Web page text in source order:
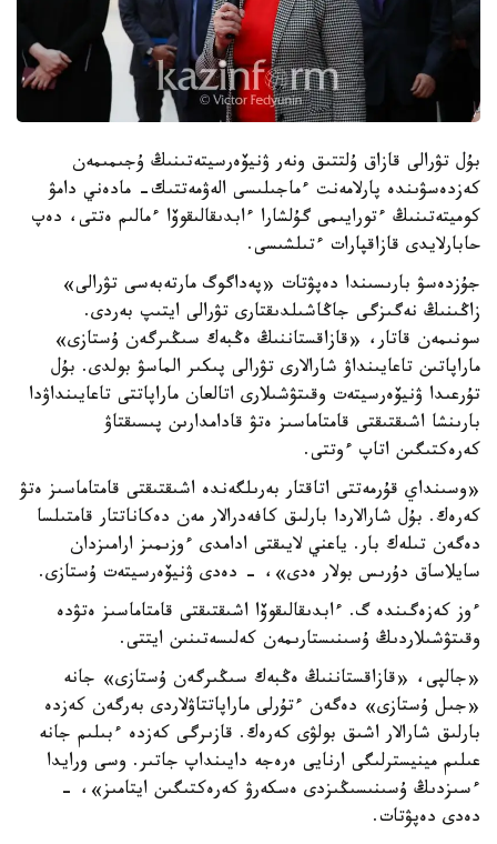
بۇل تۋرالى قازاق ۇلتتىق ونەر ۋنيۆەرسيتەتىنىڭ ۇجىمىمەن
كەزدەسۋىندە پارلامەنت ءماجىلىسى الەۋمەتتىك- مادەني دامۋ
كوميتەتىنىڭ ءتورايىمى گۇلشارا ءابدىقالىقوۆا ءمالىم ەتتى، دەپ
حابارلايدى قازاقپارات ءتىلشىسى.
جۇزدەسۋ بارىسىندا دەپۋتات «پەداگوگ مارتەبەسى تۋرالى»
زاڭىنىڭ نەگىزگى جاڭاشىلدىقتارى تۋرالى ايتىپ بەردى.
سونىمەن قاتار، «قازاقستاننىڭ ەڭبەك سىڭىرگەن ۇستازى»
ماراپاتىن تاعايىنداۋ شارالارى تۋرالى پىكىر الماسۋ بولدى. بۇل
تۇرعىدا ۋنيۆەرسيتەت وقىتۋشىلارى اتالعان ماراپاتتى تاعايىنداۋدا
بارىنشا اشىقتىقتى قامتاماسىز ەتۋ قادامدارىن پىسىقتاۋ
كەرەكتىگىن اتاپ ءوتتى.
«وسىنداي قۇرمەتتى اتاقتار بەرىلگەندە اشىقتىقتى قامتاماسىز ەتۋ
كەرەك. بۇل شارالاردا بارلىق كافەدرالار مەن دەكاناتتار قامتىلسا
دەگەن تىلەك بار. ياعني لايىقتى ادامدى ءوزىمىز ارامىزدان
سايلاساق دۇرىس بولار ەدى»، - دەدى ۋنيۆەرسيتەت ۇستازى.
ءوز كەزەگىندە گ. ءابدىقالىقوۆا اشىقتىقتى قامتاماسىز ەتۋدە
وقىتۋشىلاردىڭ ۇسىنىستارىمەن كەلىسەتىنىن ايتتى.
«جالپى، «قازاقستاننىڭ ەڭبەك سىڭىرگەن ۇستازى» جانە
«جىل ۇستازى» دەگەن ءتۇرلى ماراپاتتاۋلاردى بەرگەن كەزدە
بارلىق شارالار اشىق بولۋى كەرەك. قازىرگى كەزدە ءبىلىم جانە
عىلىم مينيسترلىگى ارنايى ەرەجە دايىنداپ جاتىر. وسى ورايدا
ءسىزدىڭ ۇسىنىسىڭىزدى ەسكەرۋ كەرەكتىگىن ايتامىز»، -
دەدى دەپۋتات.